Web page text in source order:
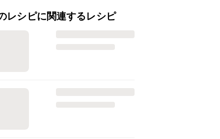
レシピに関連するレシピ